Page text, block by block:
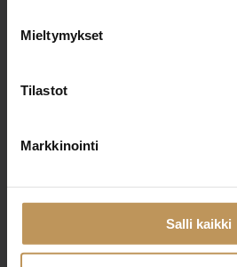
Mieltymykset
Tilastot
Markkinointi
Salli kaikki
Sähköposti